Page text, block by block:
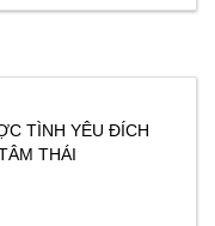
NĂM 2017″ DO
ĐỖ VĂN DŨNG CHIA
TỔ CHỨC VÀO
TÌNH YÊU ĐÍCH
THÁI